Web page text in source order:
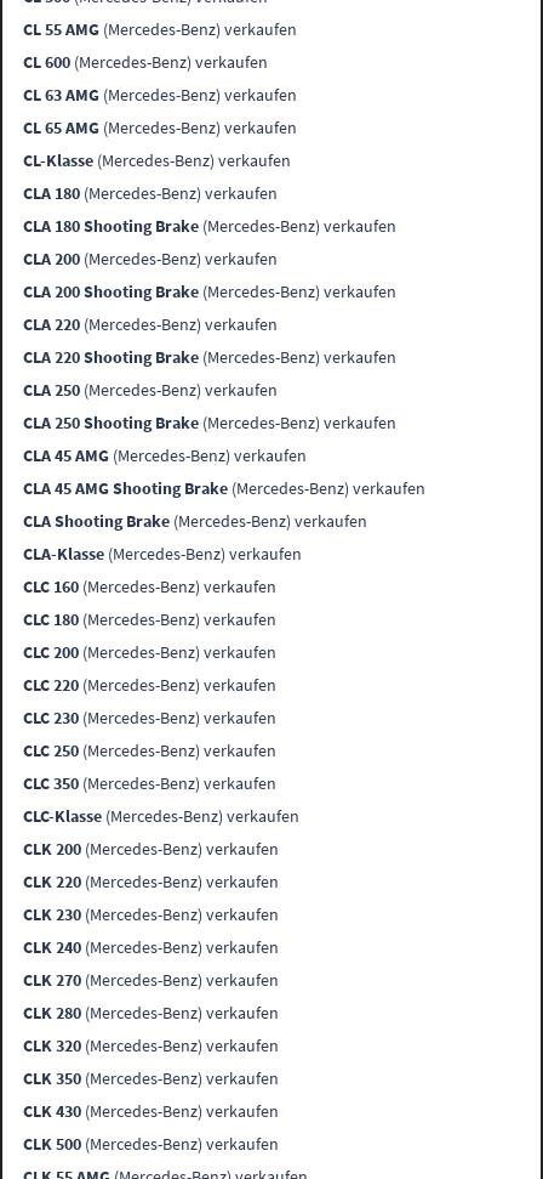
CL 55 AMG (Mercedes-Benz) verkaufen
CL 600 (Mercedes-Benz) verkaufen
CL 63 AMG (Mercedes-Benz) verkaufen
CL 65 AMG (Mercedes-Benz) verkaufen
CL-Klasse (Mercedes-Benz) verkaufen
CLA 180 (Mercedes-Benz) verkaufen
CLA 180 Shooting Brake (Mercedes-Benz) verkaufen
CLA 200 (Mercedes-Benz) verkaufen
CLA 200 Shooting Brake (Mercedes-Benz) verkaufen
CLA 220 (Mercedes-Benz) verkaufen
CLA 220 Shooting Brake (Mercedes-Benz) verkaufen
CLA 250 (Mercedes-Benz) verkaufen
CLA 250 Shooting Brake (Mercedes-Benz) verkaufen
CLA 45 AMG (Mercedes-Benz) verkaufen
CLA 45 AMG Shooting Brake (Mercedes-Benz) verkaufen
CLA Shooting Brake (Mercedes-Benz) verkaufen
CLA-Klasse (Mercedes-Benz) verkaufen
CLC 160 (Mercedes-Benz) verkaufen
CLC 180 (Mercedes-Benz) verkaufen
CLC 200 (Mercedes-Benz) verkaufen
CLC 220 (Mercedes-Benz) verkaufen
CLC 230 (Mercedes-Benz) verkaufen
CLC 250 (Mercedes-Benz) verkaufen
CLC 350 (Mercedes-Benz) verkaufen
CLC-Klasse (Mercedes-Benz) verkaufen
CLK 200 (Mercedes-Benz) verkaufen
CLK 220 (Mercedes-Benz) verkaufen
CLK 230 (Mercedes-Benz) verkaufen
CLK 240 (Mercedes-Benz) verkaufen
CLK 270 (Mercedes-Benz) verkaufen
CLK 280 (Mercedes-Benz) verkaufen
CLK 320 (Mercedes-Benz) verkaufen
CLK 350 (Mercedes-Benz) verkaufen
CLK 430 (Mercedes-Benz) verkaufen
CLK 500 (Mercedes-Benz) verkaufen